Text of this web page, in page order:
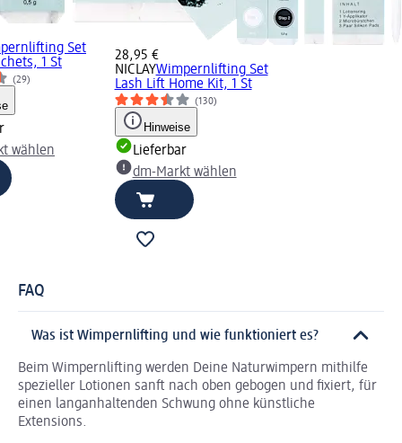
Set
1 St
(29)
wählen
28,95 €
NICLAYWimpernlifting Set
Lash Lift Home Kit, 1 St
(130)
Hinweise
Lieferbar
dm-Markt wählen
FAQ
Was ist Wimpernlifting und wie funktioniert es?
Beim Wimpernlifting werden Deine Naturwimpern mithilfe
spezieller Lotionen sanft nach oben gebogen und fixiert, für
einen langanhaltenden Schwung ohne künstliche
Extensions.